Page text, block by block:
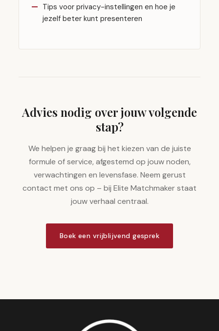
Tips voor privacy-instellingen en hoe je
jezelf beter kunt presenteren
Advies nodig over jouw volgende
stap?
We helpen je graag bij het kiezen van de juiste
formule of service, afgestemd op jouw noden,
verwachtingen en levensfase. Neem gerust
contact met ons op – bij Elite Matchmaker staat
jouw verhaal centraal.
Boek een vrijblijvend gesprek